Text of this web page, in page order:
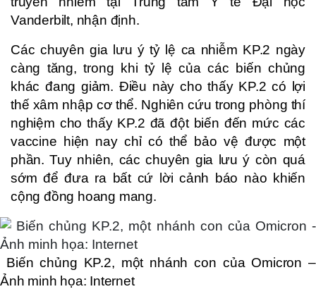
Vanderbilt, nhận định.
Các chuyên gia lưu ý tỷ lệ ca nhiễm KP.2 ngày
càng tăng, trong khi tỷ lệ của các biến chủng
khác đang giảm. Điều này cho thấy KP.2 có lợi
thế xâm nhập cơ thể. Nghiên cứu trong phòng thí
nghiệm cho thấy KP.2 đã đột biến đến mức các
vaccine hiện nay chỉ có thể bảo vệ được một
phần. Tuy nhiên, các chuyên gia lưu ý còn quá
sớm để đưa ra bất cứ lời cảnh báo nào khiến
cộng đồng hoang mang.
Biến chủng KP.2, một nhánh con của Omicron –
Ảnh minh họa: Internet